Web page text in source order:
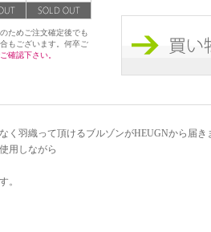
ためご注文確定後でも
もございます。何卒ご
確認下さい。
く羽織って頂けるブルゾンがHEUGNから届き
用しながら
。